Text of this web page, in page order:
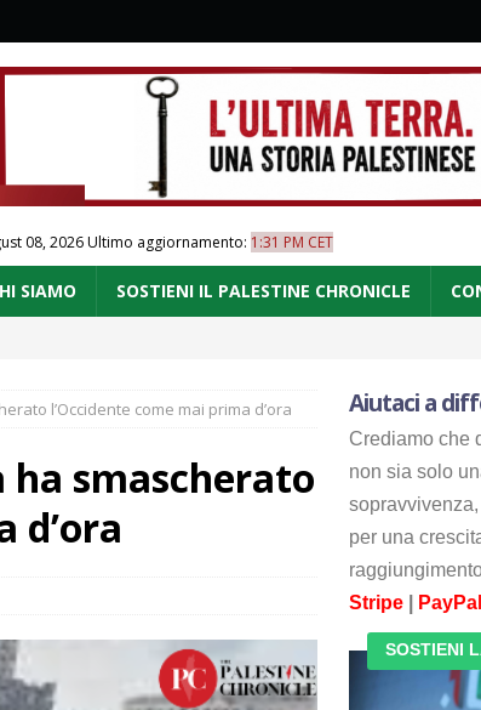
08, 2026Ultimo aggiornamento: 1:31 PM CET
SIAMO SOSTIENI IL PALESTINE CHRONICLE
l’Occidente come mai prima d’ora
ha smascherato
d’ora
Aiutaci a
Crediamo che
non sia solo
per una
Stripe| PayPal
SOSTIENI